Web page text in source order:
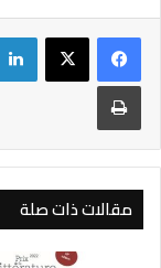
طباعة
مقالات ذات صلة